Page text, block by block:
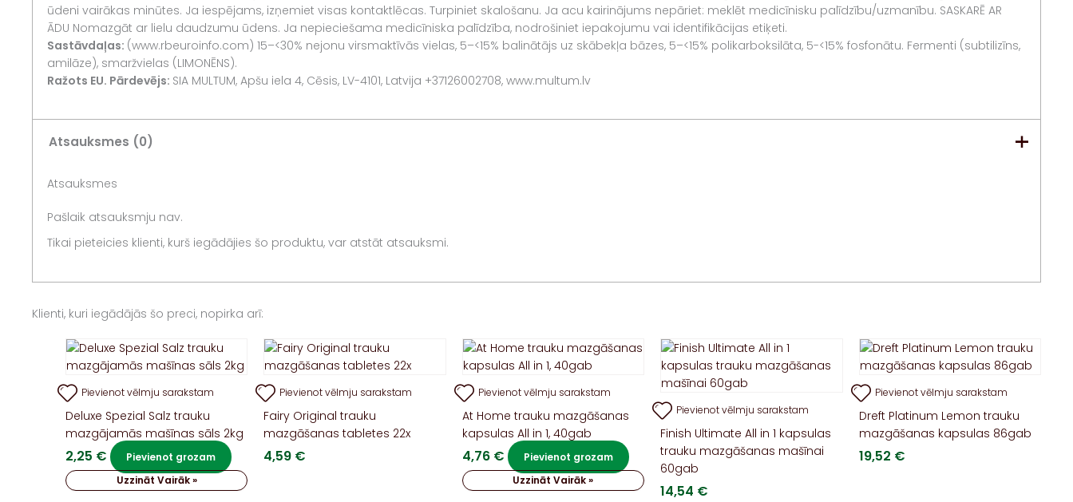
ūdeni vairākas minūtes. Ja iespējams, izņemiet visas kontaktlēcas. Turpiniet skalošanu. Ja acu kairinājums nepāriet: meklēt medicīnisku palīdzību/uzmanību. SASKARĒ AR
ĀDU Nomazgāt ar lielu daudzumu ūdens. Ja nepieciešama medicīniska palīdzība, nodrošiniet iepakojumu vai identifikācijas etiķeti.
Sastāvdaļas: (www.rbeuroinfo.com) 15–<30% nejonu virsmaktīvās vielas, 5–<15% balinātājs uz skābekļa bāzes, 5–<15% polikarboksilāta, 5-<15% fosfonātu. Fermenti (subtilizīns,
amilāze), smaržvielas (LIMONĒNS).
Ražots EU. Pārdevējs: SIA MULTUM, Apšu iela 4, Cēsis, LV-4101, Latvija +37126002708, www.multum.lv
Atsauksmes (0)
Atsauksmes
Pašlaik atsauksmju nav.
Tikai pieteicies klienti, kurš iegādājies šo produktu, var atstāt atsauksmi.
Klienti, kuri iegādājās šo preci, nopirka arī:
Pievienot vēlmju sarakstam
Deluxe Spezial Salz trauku
mazgājamās mašīnas sāls 2kg
2,25 €
Pievienot grozam
Uzzināt Vairāk »
Pievienot vēlmju sarakstam
Fairy Original trauku
mazgāšanas tabletes 22x
4,59 €
Pievienot vēlmju sarakstam
At Home trauku mazgāšanas
kapsulas All in 1, 40gab
4,76 €
Pievienot grozam
Uzzināt Vairāk »
Pievienot vēlmju sarakstam
Finish Ultimate All in 1 kapsulas
trauku mazgāšanas mašīnai
60gab
14,54 €
Pievienot vēlmju sarakstam
Dreft Platinum Lemon trauku
mazgāšanas kapsulas 86gab
19,52 €